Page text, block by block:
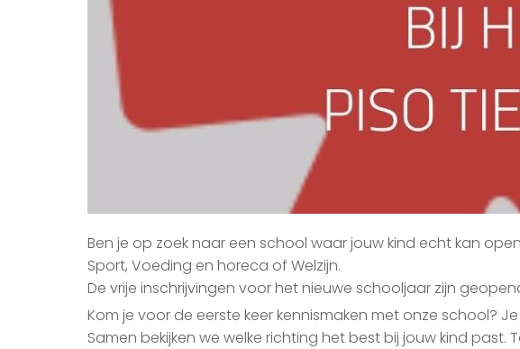
Ben je op zoek naar een school waar jouw kind echt kan
Sport, Voeding en horeca of Welzijn.
De vrije inschrijvingen voor het nieuwe schooljaar zijn
Kom je voor de eerste keer kennismaken met onze school?
Samen bekijken we welke richting het best bij jouw kind past.